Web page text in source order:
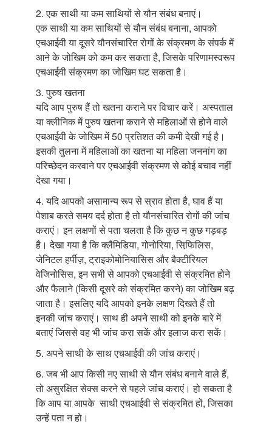
2. एक साथी या कम साथियों से यौन संबंध बनाएं।
एक साथी या कम साथियों से यौन संबंध बनाना, आपको
एचआईवी या दूसरे यौनसंचारित रोगों के संक्रमण के संपर्क में
आने के जोखिम को कम कर सकता है, जिसके परिणामस्वरूप
एचआईवी संक्रमण का जोखिम घट सकता है।
3. पुरुष खतना
यदि आप पुरुष हैं तो खतना कराने पर विचार करें। अस्पताल
या क्लीनिक में पुरुष खतना कराने से महिलाओं से होने वाले
एचआईवी के जोखिम में 50 प्रतिशत की कमी देखी गई है।
इसकी तुलना में महिलाओं का खतना या महिला जननांग का
परिच्छेदन करवाने पर एचआईवी संक्रमण से कोई बचाव नहीं
देखा गया।
4. यदि आपको असामान्य रूप से स्राव होता है, घाव हैं या
पेशाब करते समय दर्द होता है तो यौनसंचारित रोगों की जांच
कराएं। इन लक्षणों से पता चलता है कि कुछ न कुछ गड़बड़
है। देखा गया है कि क्लैमिडिया, गोनोरिया, सिफि़लिस,
जेनिटल हर्पीज़, ट्राइकोमोनियासिस और बैक्टीरियल
वेजिनोसिस, इन सभी से आपको एचआईवी से संक्रमित होने
और फैलाने (किसी दूसरे को संक्रमित करने) का जोखिम बढ़
जाता है। इसलिए यदि आपको इनके लक्षण दिखते हैं तो
इनकी जांच कराएं। साथ ही अपने साथी को इनके बारे में
बताएं जिससे वह भी जांच करा सकें और इलाज करा सकें।
5. अपने साथी के साथ एचआईवी की जांच कराएं।
6. जब भी आप किसी नए साथी से यौन संबंध बनाने वाले हैं,
तो असुरक्षित सेक्स करने से पहले जांच कराएं। हो सकता है
कि आप या आपके साथी एचआईवी से संक्रमित हों, जिसका
उन्हें पता न हो।